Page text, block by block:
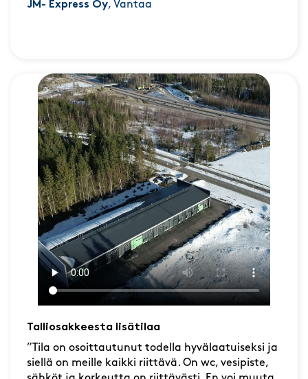
JM- Express Oy, Vantaa
Talliosakkeesta lisätilaa
”Tila on osoittautunut todella hyvälaatuiseksi ja
siellä on meille kaikki riittävä. On wc, vesipiste,